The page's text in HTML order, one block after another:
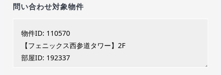
問い合わせ対象物件